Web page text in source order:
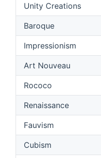
Unity Creations
Baroque
Impressionism
Art Nouveau
Rococo
Renaissance
Fauvism
Cubism